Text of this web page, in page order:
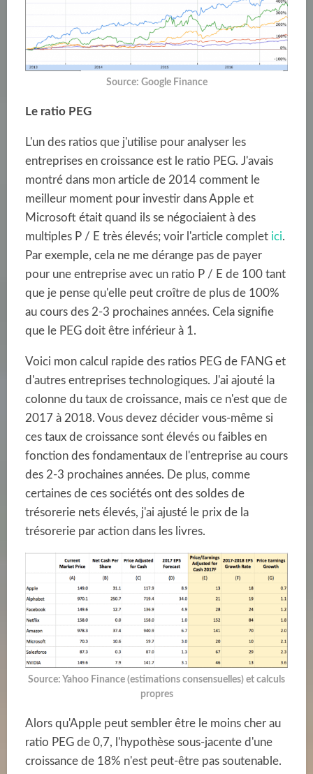
Source: Google Finance
Le ratio PEG
L'un des ratios que j'utilise pour analyser les
entreprises en croissance est le ratio PEG. J'avais
montré dans mon article de 2014 comment le
meilleur moment pour investir dans Apple et
Microsoft était quand ils se négociaient à des
multiples P / E très élevés; voir l'article complet ici.
Par exemple, cela ne me dérange pas de payer
pour une entreprise avec un ratio P / E de 100 tant
que je pense qu'elle peut croître de plus de 100%
au cours des 2-3 prochaines années. Cela signifie
que le PEG doit être inférieur à 1.
Voici mon calcul rapide des ratios PEG de FANG et
d'autres entreprises technologiques. J'ai ajouté la
colonne du taux de croissance, mais ce n'est que de
2017 à 2018. Vous devez décider vous-même si
ces taux de croissance sont élevés ou faibles en
fonction des fondamentaux de l'entreprise au cours
des 2-3 prochaines années. De plus, comme
certaines de ces sociétés ont des soldes de
trésorerie nets élevés, j'ai ajusté le prix de la
trésorerie par action dans les livres.
Source: Yahoo Finance (estimations consensuelles) et calculs
propres
Alors qu'Apple peut sembler être le moins cher au
ratio PEG de 0,7, l'hypothèse sous-jacente d'une
croissance de 18% n'est peut-être pas soutenable.